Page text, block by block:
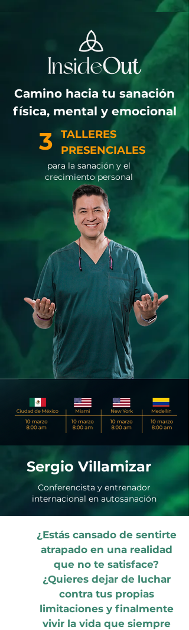
Camino hacia tu sanación
física, mental y emocional
TALLERES
PRESENCIALES
3
para la sanación y el
crecimiento personal
Sergio Villamizar
Conferencista y entrenador
internacional en autosanación
¿Estás cansado de sentirte
atrapado en una realidad
que no te satisface?
¿Quieres dejar de luchar
contra tus propias
limitaciones y finalmente
vivir la vida que siempre